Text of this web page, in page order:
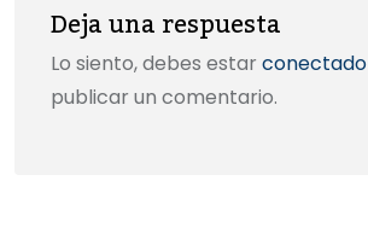
Deja una respuesta
Lo siento, debes estar conectado
publicar un comentario.